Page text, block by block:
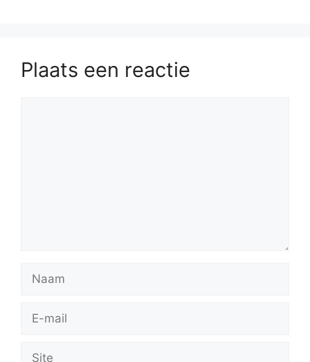
Plaats een reactie
Naam
Site